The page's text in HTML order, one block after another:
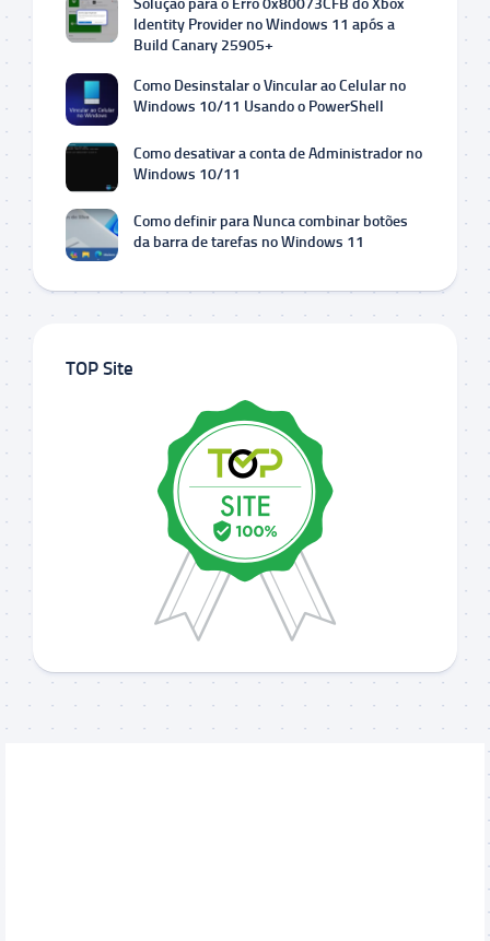
Identity Provider no Windows 11 após a
Build Canary 25905+
Como Desinstalar o Vincular ao Celular no
Windows 10/11 Usando o PowerShell
Como desativar a conta de Administrador no
Windows 10/11
Como definir para Nunca combinar botões
da barra de tarefas no Windows 11
TOP Site